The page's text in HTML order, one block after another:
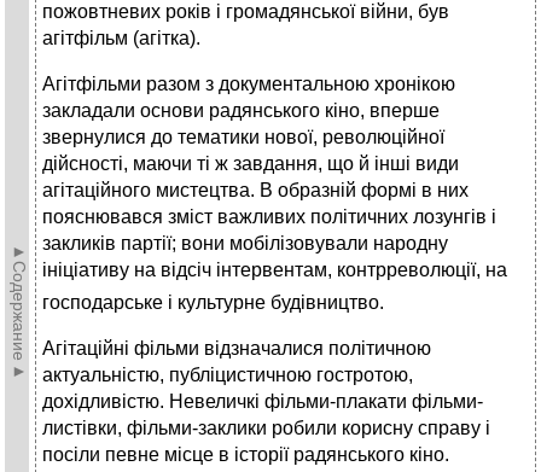
►Содержание►
пожовтневих років і громадянської війни, був
агітфільм (агітка).
Агітфільми разом з документальною хронікою
закладали основи радянського кіно, вперше
звернулися до тематики нової, революційної
дійсності, маючи ті ж завдання, що й інші види
агітаційного мистецтва. В образній формі в них
пояснювався зміст важливих політичних лозунгів і
закликів партії; вони мобілізовували народну
ініціативу на відсіч інтервентам, контрреволюції, на
господарське і культурне будівництво.
Агітаційні фільми відзначалися політичною
актуальністю, публіцистичною гостротою,
дохідливістю. Невеличкі фільми-плакати фільми-
листівки, фільми-заклики робили корисну справу і
посіли певне місце в історії радянського кіно.